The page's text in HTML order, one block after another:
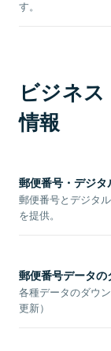
す。
ビジネ
情報
郵便番号・デジ
郵便番号とデジタ
を提供。
郵便番号データの
各種データのダウ
更新）